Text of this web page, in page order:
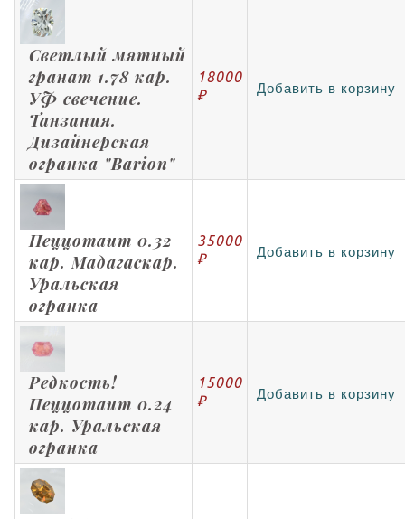
Светлый мятный
гранат 1.78 кар.
УФ свечение.
Танзания.
Дизайнерская
огранка "Barion"
18000
₽
Добавить в корзину
Пеццотаит 0.32
кар. Мадагаскар.
Уральская
огранка
35000
₽
Добавить в корзину
Редкость!
Пеццотаит 0.24
кар. Уральская
огранка
15000
₽
Добавить в корзину